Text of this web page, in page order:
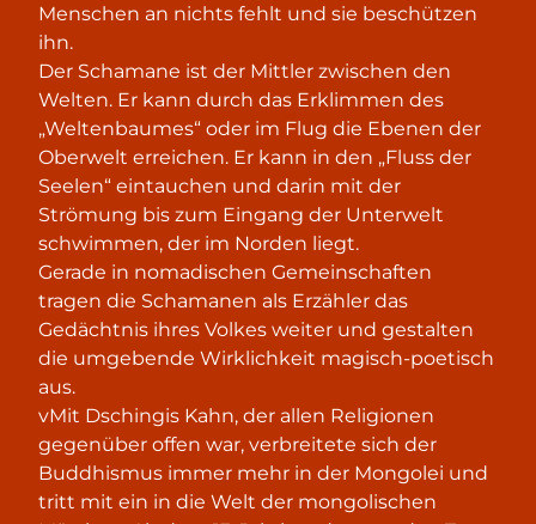
Menschen an nichts fehlt und sie beschützen
ihn.
Der Schamane ist der Mittler zwischen den
Welten. Er kann durch das Erklimmen des
„Weltenbaumes“ oder im Flug die Ebenen der
Oberwelt erreichen. Er kann in den „Fluss der
Seelen“ eintauchen und darin mit der
Strömung bis zum Eingang der Unterwelt
schwimmen, der im Norden liegt.
Gerade in nomadischen Gemeinschaften
tragen die Schamanen als Erzähler das
Gedächtnis ihres Volkes weiter und gestalten
die umgebende Wirklichkeit magisch-poetisch
aus.
vMit Dschingis Kahn, der allen Religionen
gegenüber offen war, verbreitete sich der
Buddhismus immer mehr in der Mongolei und
tritt mit ein in die Welt der mongolischen